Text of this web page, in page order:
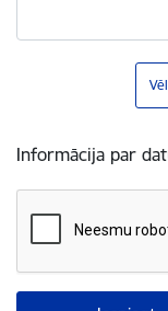
Informācija par